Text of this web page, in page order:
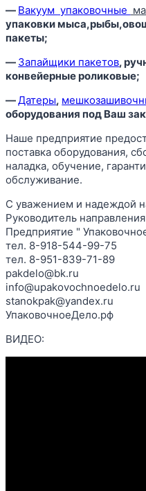
— Вакуум упаковочные
упаковки
пакеты;
— Запайщики пакетов,
конвейерные роликовые;
—Датеры,
оборудования под Ваш
Наше предприятие
поставка оборудования,
наладка, обучение,
обслуживание.
С уважением и надеждой
Руководитель
Предприятие "
тел. 8-918-544-99-75
тел. 8-951-839-71-89
pakdelo@bk.ru
info@upakovochnoedelo.ru
stanokpak@yandex.ru
УпаковочноеДело.рф
ВИДЕО: